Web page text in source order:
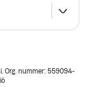
Org. nummer: 559094-